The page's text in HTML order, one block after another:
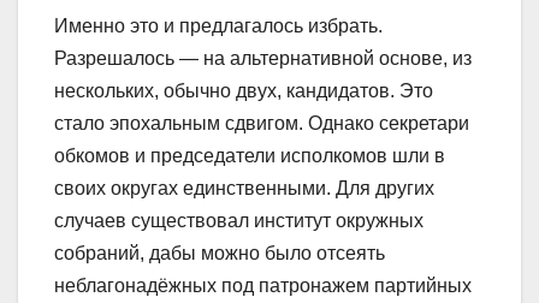
Именно это и предлагалось избрать.
Разрешалось — на альтернативной основе, из
нескольких, обычно двух, кандидатов. Это
стало эпохальным сдвигом. Однако секретари
обкомов и председатели исполкомов шли в
своих округах единственными. Для других
случаев существовал институт окружных
собраний, дабы можно было отсеять
неблагонадёжных под патронажем партийных